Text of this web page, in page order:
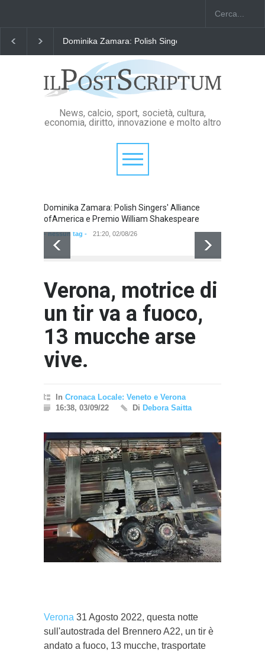
Dominika Zamara: Polish Singers' Alliance ofAmerica
News, calcio, sport, società, cultura,
economia, diritto, innovazione e molto altro
Dominika Zamara: Polish Singers' Alliance
ofAmerica e Premio William Shakespeare
- nessun tag - 21:20, 02/08/26
Verona, motrice di
un tir va a fuoco,
13 mucche arse
vive.
In Cronaca Locale: Veneto e Verona
16:38, 03/09/22
Di Debora Saitta
Verona 31 Agosto 2022, questa notte
sull'autostrada del Brennero A22, un tir è
andato a fuoco, 13 mucche, trasportate